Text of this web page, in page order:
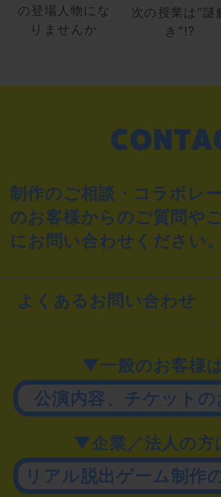
の登場人物にな
りませんか
次の授業は“謎
き”!?
制作のご相談・コラボレ
のお客様からのご質問や
にお問い合わせください
よくあるお問い合わせ
▼一般のお客様
公演内容、チケット
▼企業／法人の方
リアル脱出ゲーム制作